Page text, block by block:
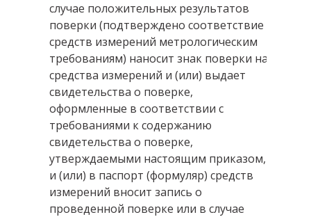
случае положительных результатов
поверки (подтверждено соответствие
средств измерений метрологическим
требованиям) наносит знак поверки на
средства измерений и (или) выдает
свидетельства о поверке,
оформленные в соответствии с
требованиями к содержанию
свидетельства о поверке,
утверждаемыми настоящим приказом,
и (или) в паспорт (формуляр) средств
измерений вносит запись о
проведенной поверке или в случае